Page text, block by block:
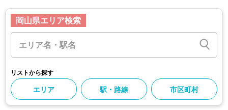
岡山県エリア検索
リストから探す
エリア 駅・路線 市区町村